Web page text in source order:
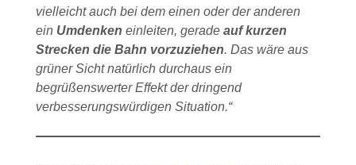
vielleicht auch bei dem einen oder der anderen
ein Umdenken einleiten, gerade auf kurzen
Strecken die Bahn vorzuziehen. Das wäre aus
grüner Sicht natürlich durchaus ein
begrüßenswerter Effekt der dringend
verbesserungswürdigen Situation.“